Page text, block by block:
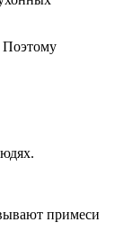
Поэтому
примеси